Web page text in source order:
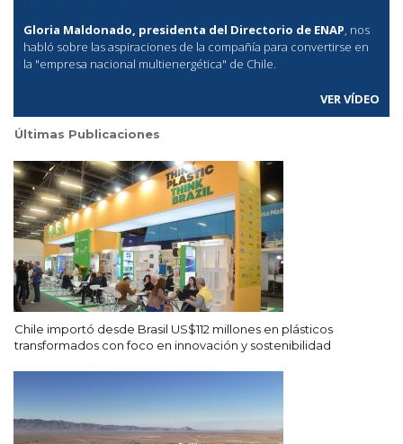
Gloria Maldonado, presidenta del Directorio de ENAP , nos
habló sobre las aspiraciones de la compañía para convertirse en
la "empresa nacional multienergética" de Chile.
VER VÍDEO
Últimas Publicaciones
Chile importó desde Brasil US$112 millones en plásticos
transformados con foco en innovación y sostenibilidad